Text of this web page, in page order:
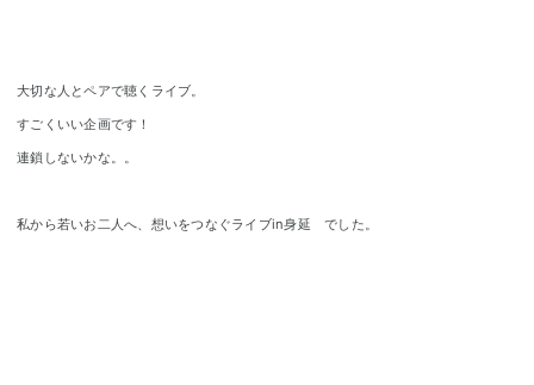
大切な人とペアで聴くライブ。
すごくいい企画です！
連鎖しないかな。。
私から若いお二人へ、想いをつなぐライブin身延 でした。